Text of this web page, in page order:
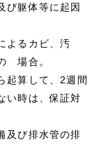
び躯体等に起因
よるカビ、汚
場合。
起算して、2週間
い時は、保証対
及び排水管の排